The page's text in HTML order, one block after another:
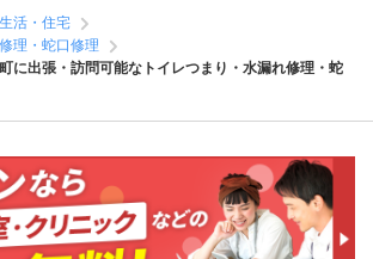
活・住宅
理・蛇口修理
に出張・訪問可能なトイレつまり・水漏れ修理・蛇